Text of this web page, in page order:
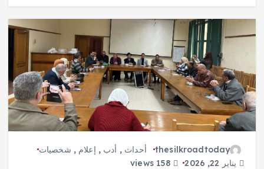
thesilkroadtoday أحداث , أدب , إعلام , شخصيات
يناير 22, 2026